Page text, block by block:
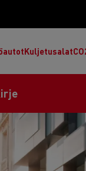
Kuljetusalat